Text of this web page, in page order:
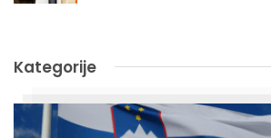
Kategorije